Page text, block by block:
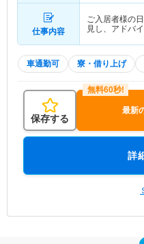
仕事内容
ご入居者様の
見し、アドバ
車通勤可 寮・借り上げ
保存する
最新
詳